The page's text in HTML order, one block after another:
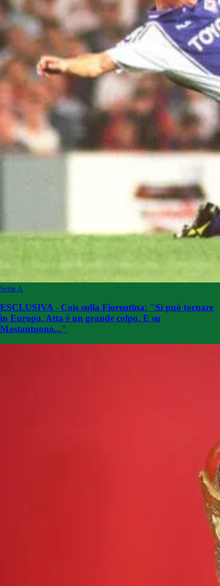
Serie A
ESCLUSIVA - Cois sulla Fiorentina: "Si può tornare
in Europa. Atta è un grande colpo. E su
Mastantuono..."